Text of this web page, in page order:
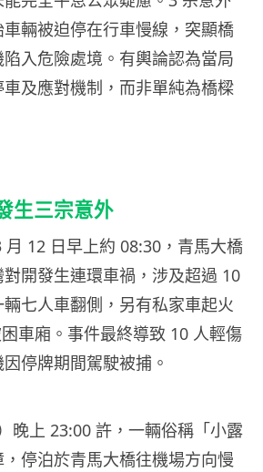
輛被迫停在行車慢線，突顯橋
入危險處境。有輿論認為當局
及應對機制，而非單純為橋樑
生三宗意外
月 12 日早上約 08:30，青馬大橋
開發生連環車禍，涉及超過 10
七人車翻側，另有私家車起火
車廂。事件最終導致 10 人輕傷
停牌期間駕駛被捕。
晚上 23:00 許，一輛俗稱「小露
停泊於青馬大橋往機場方向慢